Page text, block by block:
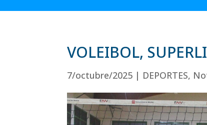
VOLEIBOL,
7/octubre/2025 | DEPORTES,